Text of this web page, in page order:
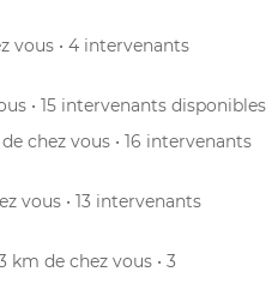
vous • 4 intervenants
• 15 intervenants disponibles
de chez vous • 16 intervenants
vous • 13 intervenants
km de chez vous • 3